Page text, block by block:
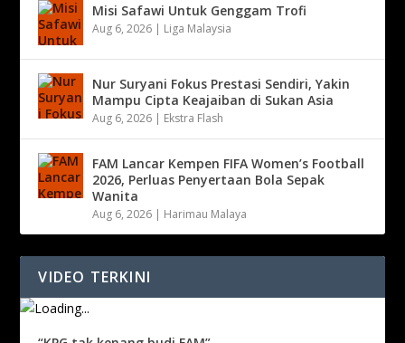
Misi Safawi Untuk Genggam Trofi
Aug 6, 2026 | Liga Malaysia
Nur Suryani Fokus Prestasi Sendiri, Yakin
Mampu Cipta Keajaiban di Sukan Asia
Aug 6, 2026 | Ekstra Flash
FAM Lancar Kempen FIFA Women’s Football
2026, Perluas Penyertaan Bola Sepak
Wanita
Aug 6, 2026 | Harimau Malaya
VIDEO TERKINI